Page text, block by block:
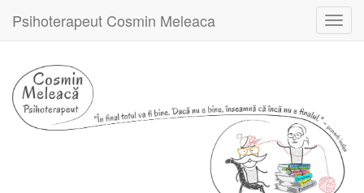
Psihoterapeut Cosmin Meleaca